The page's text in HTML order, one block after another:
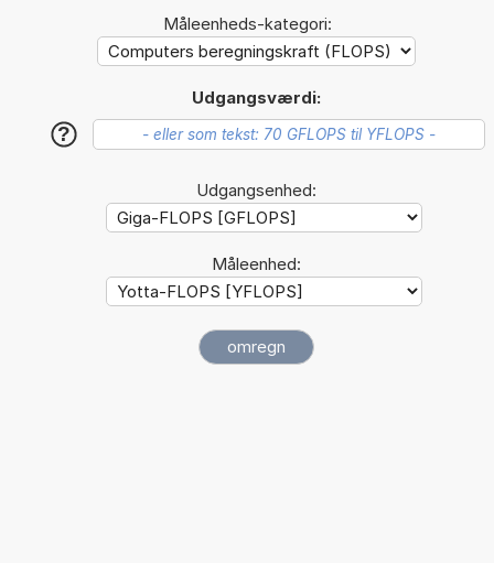
Måleenheds-kategori:
Udgangsværdi:
?
Udgangsenhed:
Måleenhed: